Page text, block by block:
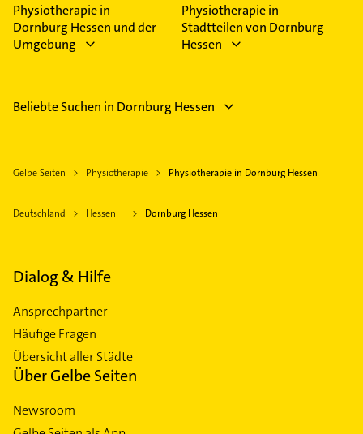
Physiotherapie in
Dornburg Hessen und der
Umgebung
Physiotherapie in
Stadtteilen von Dornburg
Hessen
Beliebte Suchen in Dornburg Hessen
Gelbe Seiten Physiotherapie Physiotherapie in Dornburg Hessen
Deutschland Hessen Dornburg Hessen
Dialog & Hilfe
Ansprechpartner
Häufige Fragen
Übersicht aller Städte
Über Gelbe Seiten
Newsroom